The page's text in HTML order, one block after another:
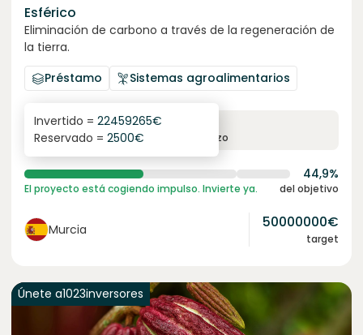
Esférico
Eliminación de carbono a través de la regeneración de
la tierra.
Préstamo
Sistemas agroalimentarios
6.3%
interés anual plazo
Invertido = 22459265€
Reservado = 2500€
44,9%
El proyecto está cogiendo impulso. Invierte ya. del objetivo
Murcia 50000000€
target
Únete a1023inversores